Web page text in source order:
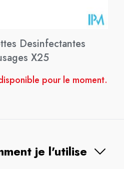
Desinfectantes
X25
pour le moment.
je l'utilise